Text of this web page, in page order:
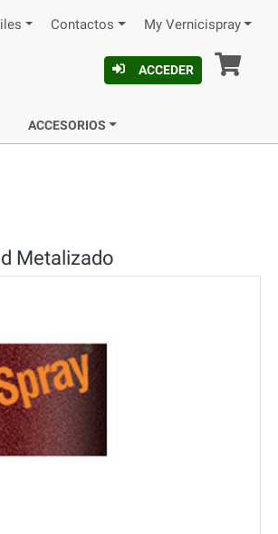
Contactos My Vernicispray
ACCEDER
ACCESORIOS
Metalizado